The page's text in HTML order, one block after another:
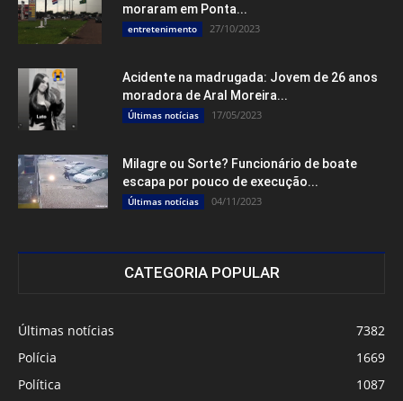
moraram em Ponta...
entretenimento 27/10/2023
Acidente na madrugada: Jovem de 26 anos
moradora de Aral Moreira...
Últimas notícias 17/05/2023
Milagre ou Sorte? Funcionário de boate
escapa por pouco de execução...
Últimas notícias 04/11/2023
CATEGORIA POPULAR
Últimas notícias
7382
Polícia
1669
Política
1087